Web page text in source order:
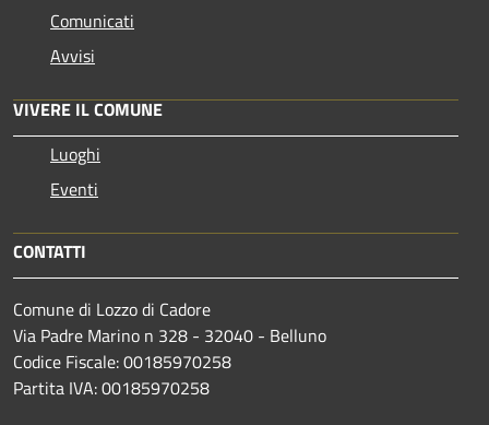
Comunicati
Avvisi
VIVERE IL COMUNE
Luoghi
Eventi
CONTATTI
Comune di Lozzo di Cadore
Via Padre Marino n 328 - 32040 - Belluno
Codice Fiscale: 00185970258
Partita IVA: 00185970258